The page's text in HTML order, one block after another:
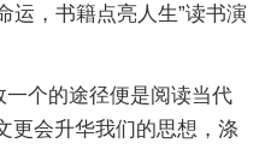
运，书籍点亮人生”读书演
个的途径便是阅读当代
更会升华我们的思想，涤